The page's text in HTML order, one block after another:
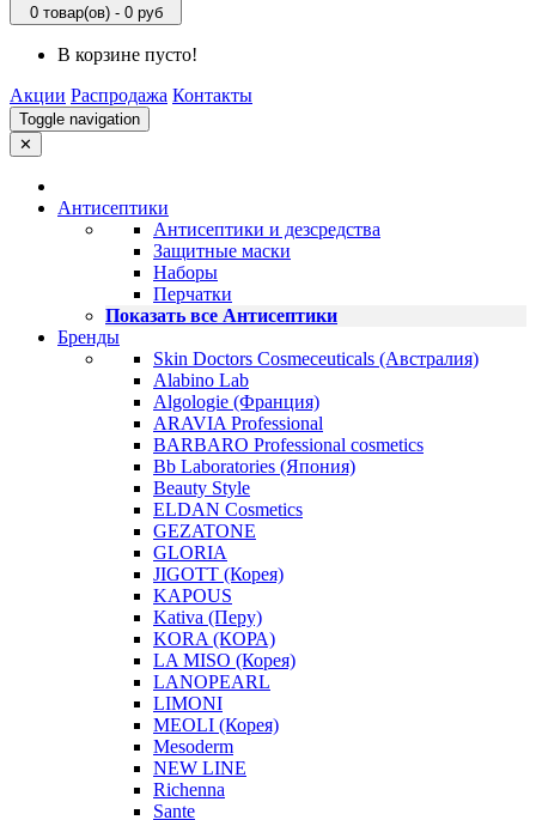
0 товар(ов) - 0 руб
В корзине пусто!
Акции Распродажа Контакты
Toggle navigation
✕
Антисептики
Антисептики и дезсредства
Защитные маски
Наборы
Перчатки
Показать все Антисептики
Бренды
Skin Doctors Cosmeceuticals (Австралия)
Alabino Lab
Algologie (Франция)
ARAVIA Professional
BARBARO Professional cosmetics
Bb Laboratories (Япония)
Beauty Style
ELDAN Cosmetics
GEZATONE
GLORIA
JIGOTT (Корея)
KAPOUS
Kativa (Перу)
KORA (КОРА)
LA MISO (Корея)
LANOPEARL
LIMONI
MEOLI (Корея)
Mesoderm
NEW LINE
Richenna
Sante